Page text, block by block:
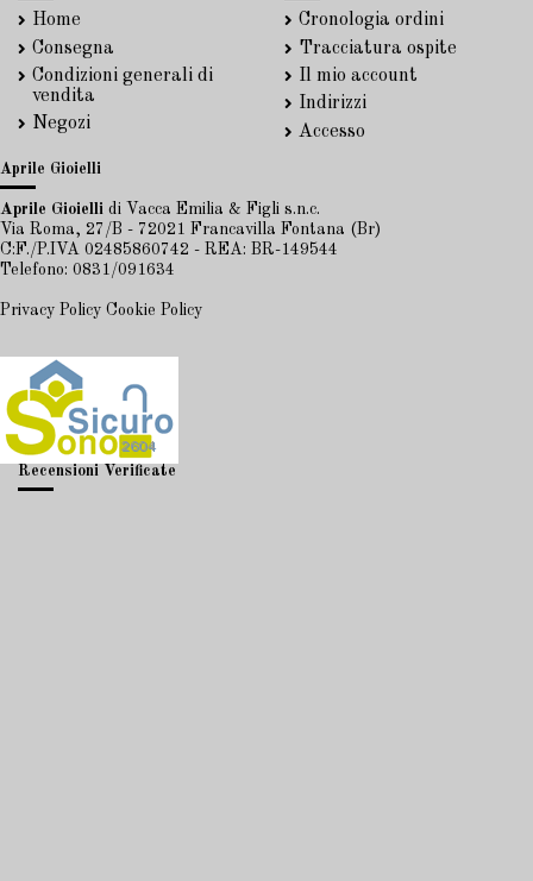
Home
Consegna
Condizioni generali di
vendita
Negozi
Cronologia ordini
Tracciatura ospite
Il mio account
Indirizzi
Accesso
Aprile Gioielli
Aprile Gioielli di Vacca Emilia & Figli s.n.c.
Via Roma, 27/B - 72021 Francavilla Fontana (Br)
C:F./P.IVA 02485860742 - REA: BR-149544
Telefono: 0831/091634
Privacy Policy Cookie Policy
Recensioni Verificate